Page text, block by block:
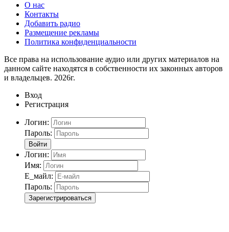
О нас
Контакты
Добавить радио
Размещение рекламы
Политика конфиденциальности
Все права на использование аудио или других материалов на
данном сайте находятся в собственности их законных авторов
и владельцев. 2026г.
Вход
Регистрация
Логин:
Пароль:
Войти
Логин:
Имя:
Е_майл:
Пароль:
Зарегистрироваться